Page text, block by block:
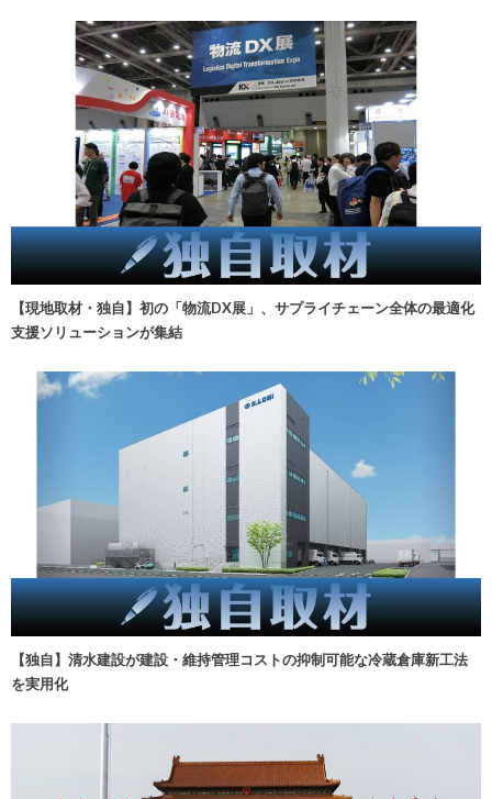
【現地取材・独自】初の「物流DX展」、サプライチェーン全体の最適化
支援ソリューションが集結
【独自】清水建設が建設・維持管理コストの抑制可能な冷蔵倉庫新工法
を実用化